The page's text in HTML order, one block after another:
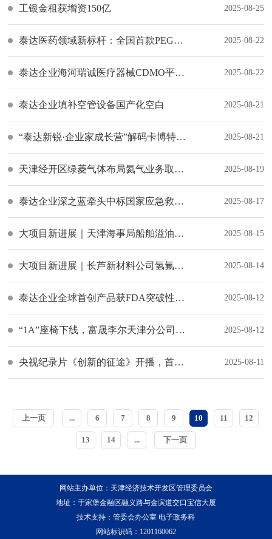
工银金租获增资150亿 2025-08-25
泰达医药领域新标杆：全国首款PEG交联透明质酸钠凝胶上市 2025-08-22
泰达企业海河瑞诚医疗器械CDMO平台获生产资质 2025-08-22
泰达企业填补空管设备国产化空白 2025-08-21
“泰达新锐·企业家成长营”解码卡博特可持续发展基因 2025-08-21
天津经开区绿菱气体布局氦气业务取得关键突破 2025-08-19
泰达企业深之蓝牵头中标国家应急救援领域重点专项 2025-08-17
大项目新进展｜天津海事局船舶溢油应急设备库项目完成规划验收 2025-08-15
大项目新进展｜长芦新材料公司氢氟醚项目主体结构顺利封顶 2025-08-14
泰达企业全球首创产品获FDA突破性认定 2025-08-12
“1A”座椅下线，富晟李尔天津分公司“上线” 2025-08-12
央视纪录片《创新的征途》开播，首期走进泰达企业深之蓝 2025-08-11
上一页 ... 6 7 8 9 10 11 12
13 14 ... 下一页
网站主办单位：天津经济技术开发区管理委员会
地址：于家堡金融区融义路与金滨道交口宝信大厦
技术支持：管委会办公室 电子政务科
网站标识码：1201160062